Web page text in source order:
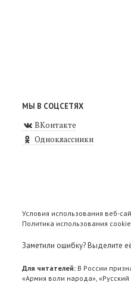
МЫ В СОЦСЕТЯХ
ВКонтакте
Одноклассники
Условия использования веб-
Политика использования
Заметили ошибку? Выделите
Для читателей: В России
«Армия воли народа»,